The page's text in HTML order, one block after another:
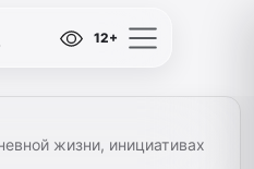
12+
жизни, инициативах